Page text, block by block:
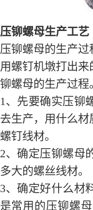
压铆螺母生产工艺
压铆螺母的生产
用螺钉机墩打出
铆螺母的生产过程
1、先要确实压铆
去生产，用什么
螺钉线材。
2、确定压铆螺母
多大的螺丝线材。
3、确定好什么材
是常用的压铆螺